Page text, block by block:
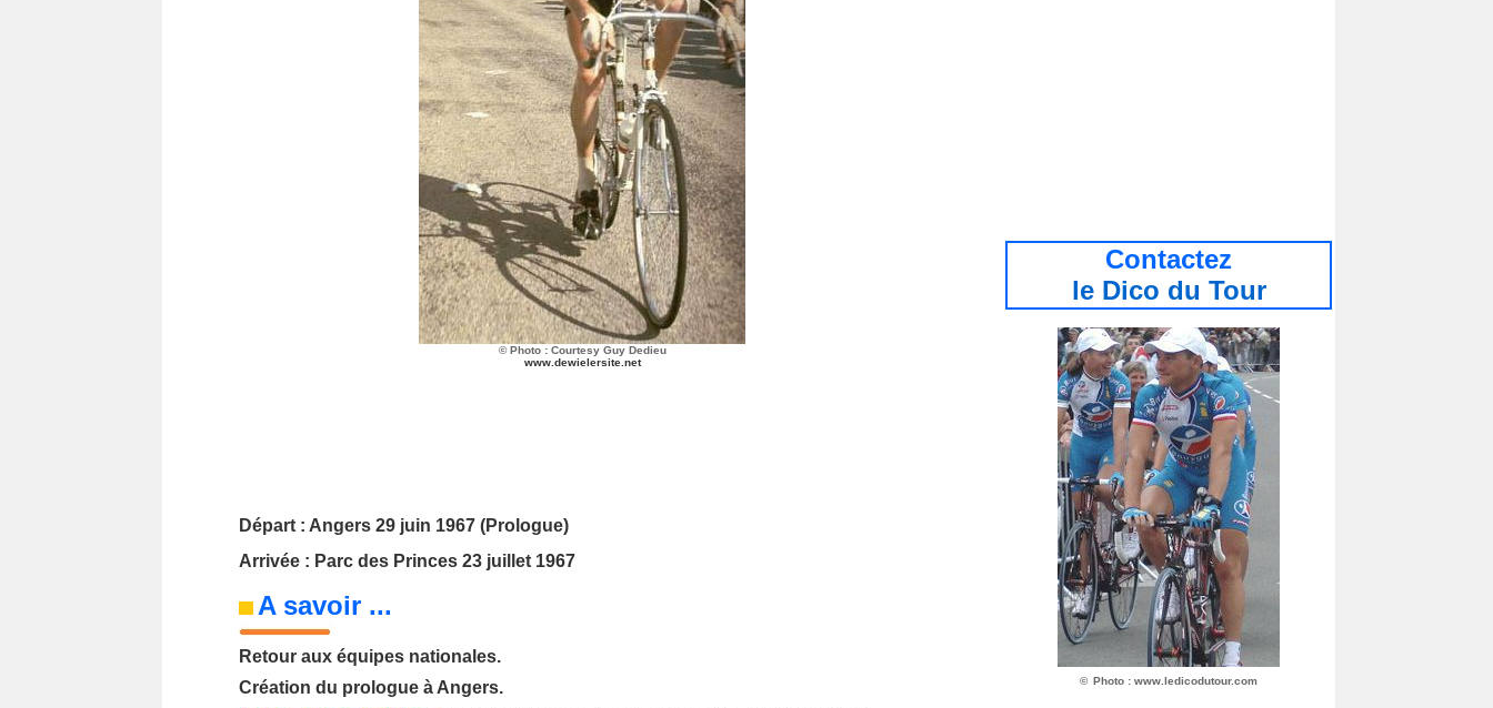
© Photo : Courtesy Guy Dedieu
www.dewielersite.net
Départ : Angers 29 juin 1967 (Prologue)
Arrivée : Parc des Princes 23 juillet 1967
A savoir ...
Retour aux équipes nationales.
Création du prologue à Angers.
Contactez
le Dico du Tour
© Photo : www.ledicodutour.com